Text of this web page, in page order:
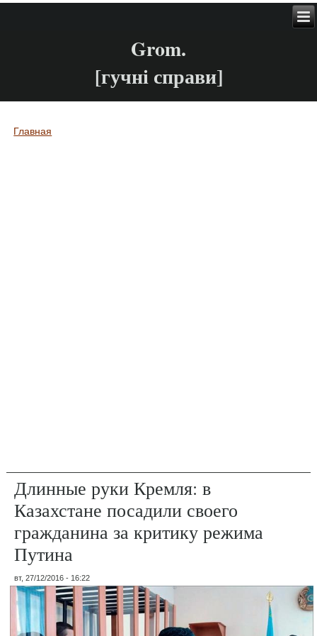
Grom.
[гучні справи]
Вы здесь
Главная
Длинные руки Кремля: в
Казахстане посадили своего
гражданина за критику режима
Путина
вт, 27/12/2016 - 16:22